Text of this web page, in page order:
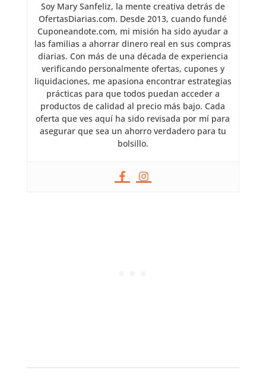
Soy Mary Sanfeliz, la mente creativa detrás de
OfertasDiarias.com. Desde 2013, cuando fundé
Cuponeandote.com, mi misión ha sido ayudar a
las familias a ahorrar dinero real en sus compras
diarias. Con más de una década de experiencia
verificando personalmente ofertas, cupones y
liquidaciones, me apasiona encontrar estrategias
prácticas para que todos puedan acceder a
productos de calidad al precio más bajo. Cada
oferta que ves aquí ha sido revisada por mí para
asegurar que sea un ahorro verdadero para tu
bolsillo.